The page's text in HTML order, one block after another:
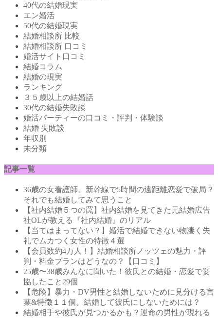
40代の結婚現実
エン婚活
50代の結婚現実
結婚相談所 比較
結婚相談所 口コミ
婚活サイト口コミ
結婚コラム
結婚の現実
ランキング
３５歳以上の結婚話
30代の結婚失敗談
婚活パーティーの口コミ・評判・体験談
結婚 失敗談
年収別
未分類
記事一覧
36歳の女看護師。新幹線で5時間の遠距離恋愛で破局？
それでも結婚してみて思うこと
【社内結婚５つの罠】社内結婚を見てきた元結婚広告
社OLが教える『社内結婚』のリアル
【当てはまってない？】婚活で結婚できない物凄く失
礼でムカつく女性の特徴４選
【会員数約4万人！】結婚相談所ノッツェの魅力・評
判・料金プランはどうなの？【口コミ】
25歳〜38歳みんなに聞いた！彼氏との結婚・恋愛で妥
協したこと29個
【危険】暴力・DV男性と結婚しないために見分ける言
葉&特徴１１個。結婚して彼氏にしないためには？
結婚相手や彼氏が見つかるかも？運命の男性が現れる